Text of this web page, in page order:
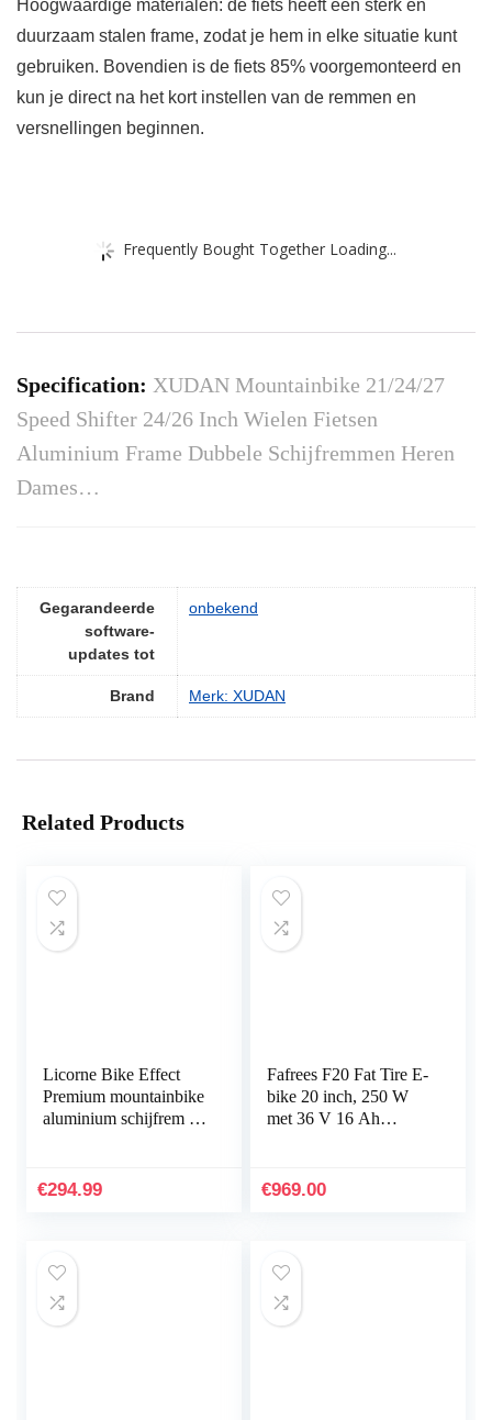
Hoogwaardige materialen: de fiets heeft een sterk en
duurzaam stalen frame, zodat je hem in elke situatie kunt
gebruiken. Bovendien is de fiets 85% voorgemonteerd en
kun je direct na het kort instellen van de remmen en
versnellingen beginnen.
Frequently Bought Together Loading...
Specification: XUDAN Mountainbike 21/24/27
Speed Shifter 24/26 Inch Wielen Fietsen
Aluminium Frame Dubbele Schijfremmen Heren
Dames…
Gegarandeerde
software-
updates tot
‎onbekend
Brand Merk: XUDAN
Related Products
Licorne Bike Effect
Premium mountainbike
aluminium schijfrem /
en dames, 21…
€294.99
Fafrees F20 Fat Tire E-
bike 20 inch, 250 W
met 36 V 16 Ah
bike 25 km/u,
€969.00